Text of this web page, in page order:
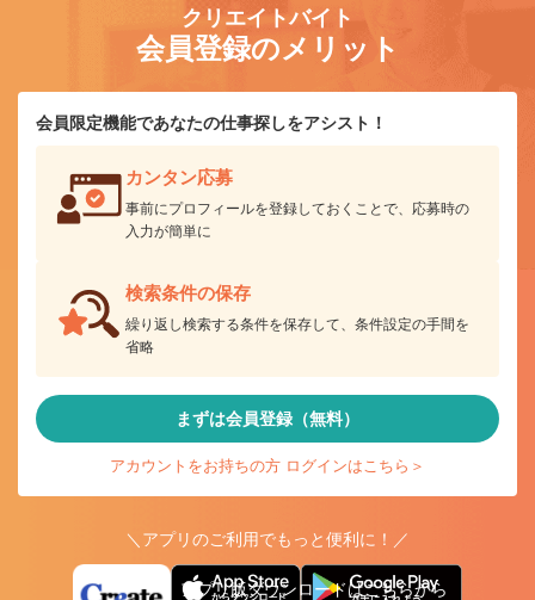
クリエイトバイト
会員登録のメリット
会員限定機能であなたの仕事探しをアシスト！
カンタン応募
事前にプロフィールを登録しておくことで、応募時の
入力が簡単に
検索条件の保存
繰り返し検索する条件を保存して、条件設定の手間を
省略
まずは会員登録（無料）
アカウントをお持ちの方 ログインはこちら＞
＼アプリのご利用でもっと便利に！／
アプリ版ダウンロードはこちらから